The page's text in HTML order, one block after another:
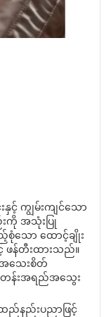
င့် ကျွမ်းကျင်သော
းကို အသုံးပြု
စုံသော ထောင့်ချိုး
ဖန်တီးထားသည်။
အသေးစိတ်
တန်းအရည်အသွေး
နည်းပညာဖြင့်